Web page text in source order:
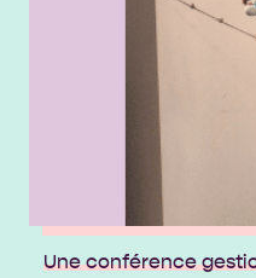
Une conférence